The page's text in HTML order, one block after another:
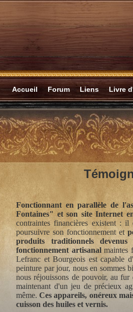
Accueil Forum Liens Livre
Fonctionnant en parallèle de
Fontaines" et son site Internet
contraintes financières existent : il
poursuivre son fonctionnement et
produits traditionnels
fonctionnement artisanalmaintes
Lefranc et Bourgeois est capable
peinture par jour, nous en sommes
nous réjouissons de pouvoir, au fur
maintenant d'un jeu de précieux
même.Ces appareils, onéreux
cuisson des huiles et vernis.